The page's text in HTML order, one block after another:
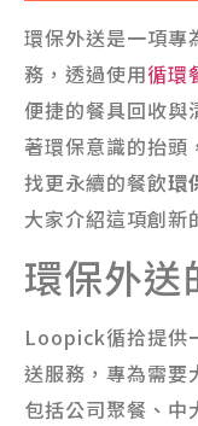
環保外送是一項專
務，透過使用循環
便捷的餐具回收與
著環保意識的抬頭
找更永續的餐飲環
大家介紹這項創新
環保外送
Loopick循拾提供
送服務，專為需要
包括公司聚餐、中